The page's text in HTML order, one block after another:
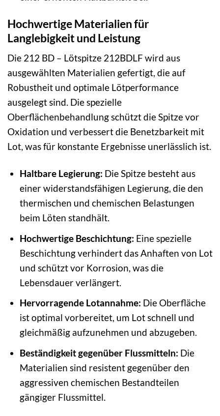
Hochwertige Materialien für
Langlebigkeit und Leistung
Die 212 BD – Lötspitze 212BDLF wird aus
ausgewählten Materialien gefertigt, die auf
Robustheit und optimale Lötperformance
ausgelegt sind. Die spezielle
Oberflächenbehandlung schützt die Spitze vor
Oxidation und verbessert die Benetzbarkeit mit
Lot, was für konstante Ergebnisse unerlässlich ist.
Haltbare Legierung: Die Spitze besteht aus
einer widerstandsfähigen Legierung, die den
thermischen und chemischen Belastungen
beim Löten standhält.
Hochwertige Beschichtung: Eine spezielle
Beschichtung verhindert das Anhaften von Lot
und schützt vor Korrosion, was die
Lebensdauer verlängert.
Hervorragende Lotannahme: Die Oberfläche
ist optimal vorbereitet, um Lot schnell und
gleichmäßig aufzunehmen und abzugeben.
Beständigkeit gegenüber Flussmitteln: Die
Materialien sind resistent gegenüber den
aggressiven chemischen Bestandteilen
gängiger Flussmittel.